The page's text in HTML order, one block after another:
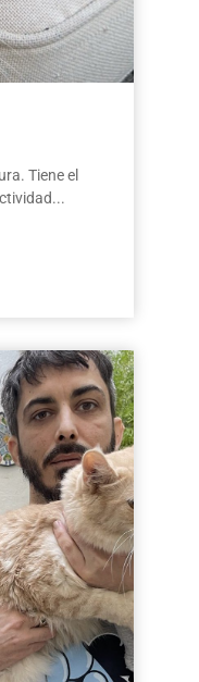
Tiene el